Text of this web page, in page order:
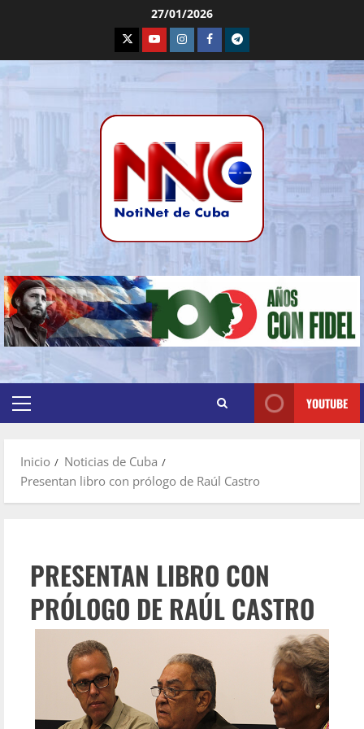
27/01/2026
YOUTUBE
Inicio
Noticias de Cuba
Presentan libro con prólogo de Raúl Castro
PRESENTAN LIBRO CON
PRÓLOGO DE RAÚL CASTRO